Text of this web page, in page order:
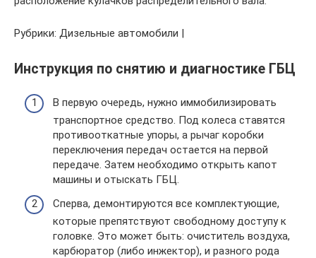
Рубрики: Дизельные автомобили |
Инструкция по снятию и диагностике ГБЦ
В первую очередь, нужно иммобилизировать
транспортное средство. Под колеса ставятся
противооткатные упоры, а рычаг коробки
переключения передач остается на первой
передаче. Затем необходимо открыть капот
машины и отыскать ГБЦ.
Сперва, демонтируются все комплектующие,
которые препятствуют свободному доступу к
головке. Это может быть: очиститель воздуха,
карбюратор (либо инжектор), и разного рода